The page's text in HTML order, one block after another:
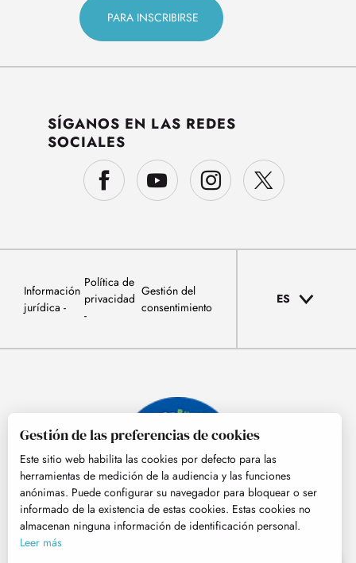
SÍGANOS EN LAS REDES
SOCIALES
Información
jurídica
Política de
privacidad
Gestión del
consentimiento
ES
© Tourisme Hautes-Pyrénées
Gestión de las preferencias de cookies
Este sitio web habilita las cookies por defecto para las
herramientas de medición de la audiencia y las funciones
anónimas. Puede configurar su navegador para bloquear o ser
informado de la existencia de estas cookies. Estas cookies no
almacenan ninguna información de identificación personal.
Leer más